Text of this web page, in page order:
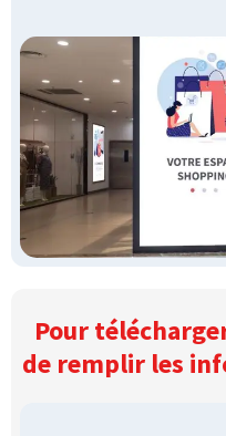
Pour
de remplir les